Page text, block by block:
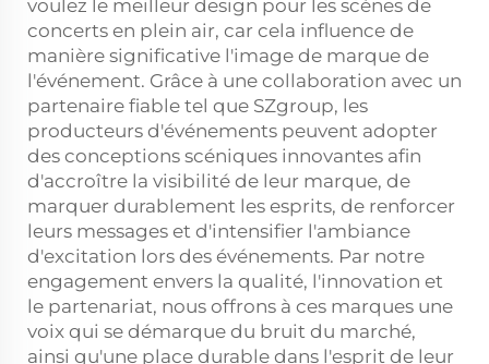
voulez le meilleur design pour les scènes de
concerts en plein air, car cela influence de
manière significative l'image de marque de
l'événement. Grâce à une collaboration avec un
partenaire fiable tel que SZgroup, les
producteurs d'événements peuvent adopter
des conceptions scéniques innovantes afin
d'accroître la visibilité de leur marque, de
marquer durablement les esprits, de renforcer
leurs messages et d'intensifier l'ambiance
d'excitation lors des événements. Par notre
engagement envers la qualité, l'innovation et
le partenariat, nous offrons à ces marques une
voix qui se démarque du bruit du marché,
ainsi qu'une place durable dans l'esprit de leur